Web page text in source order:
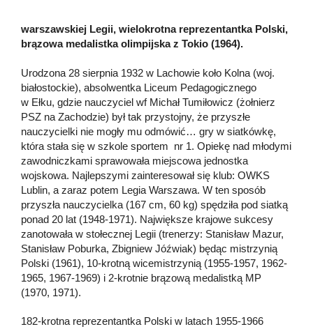
warszawskiej Legii, wielokrotna reprezentantka Polski,
brązowa medalistka olimpijska z Tokio (1964).
Urodzona 28 sierpnia 1932 w Lachowie koło Kolna (woj.
białostockie), absolwentka Liceum Pedagogicznego
w Ełku, gdzie nauczyciel wf Michał Tumiłowicz (żołnierz
PSZ na Zachodzie) był tak przystojny, że przyszłe
nauczycielki nie mogły mu odmówić… gry w siatkówkę,
która stała się w szkole sportem nr 1. Opiekę nad młodymi
zawodniczkami sprawowała miejscowa jednostka
wojskowa. Najlepszymi zainteresował się klub: OWKS
Lublin, a zaraz potem Legia Warszawa. W ten sposób
przyszła nauczycielka (167 cm, 60 kg) spędziła pod siatką
ponad 20 lat (1948-1971). Największe krajowe sukcesy
zanotowała w stołecznej Legii (trenerzy: Stanisław Mazur,
Stanisław Poburka, Zbigniew Jóźwiak) będąc mistrzynią
Polski (1961), 10-krotną wicemistrzynią (1955-1957, 1962-
1965, 1967-1969) i 2-krotnie brązową medalistką MP
(1970, 1971).
182-krotna reprezentantka Polski w latach 1955-1966